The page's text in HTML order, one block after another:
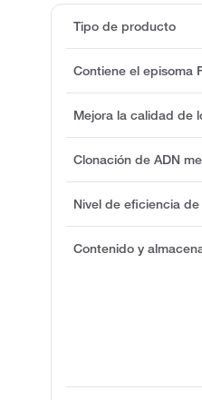
Tipo de producto
Contiene el episoma
Mejora la calidad de
Clonación de ADN
Nivel de eficiencia
Contenido y